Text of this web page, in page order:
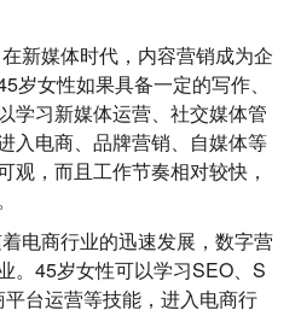
在新媒体时代，内容营销成为企
岁女性如果具备一定的写作、
学习新媒体运营、社交媒体管
入电商、品牌营销、自媒体等
观，而且工作节奏相对较快，
电商行业的迅速发展，数字营
。45岁女性可以学习SEO、S
台运营等技能，进入电商行